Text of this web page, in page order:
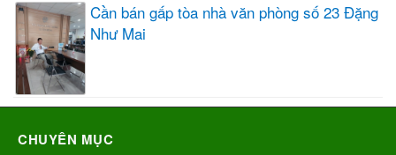
Cần bán gấp tòa nhà văn phòng số 23 Đặng
Như Mai
CHUYÊN MỤC